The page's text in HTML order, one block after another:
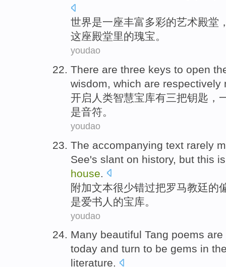
世界是一座丰富多彩的艺术殿堂
这座殿堂里的瑰宝。
youdao
There are three keys to open
wisdom, which are respectively
开启 人类智慧宝库有三把钥匙 ，
是音符。
youdao
The accompanying text rarely
See's slant on history, but this
house
附加文本很少错过把罗马教廷的
是爱书人的宝库。
youdao
Many beautiful Tang poems
today and turn to be gems in
literature.